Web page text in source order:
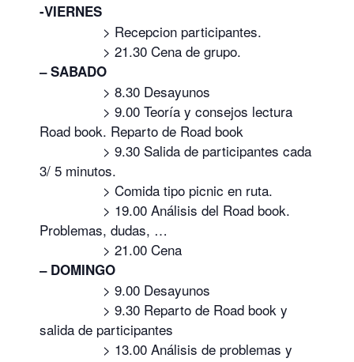
-VIERNES
> Recepcion participantes.
> 21.30 Cena de grupo.
– SABADO
> 8.30 Desayunos
> 9.00 Teoría y consejos lectura
Road book. Reparto de Road book
> 9.30 Salida de participantes cada
3/ 5 minutos.
> Comida tipo picnic en ruta.
> 19.00 Análisis del Road book.
Problemas, dudas, …
> 21.00 Cena
– DOMINGO
> 9.00 Desayunos
> 9.30 Reparto de Road book y
salida de participantes
> 13.00 Análisis de problemas y